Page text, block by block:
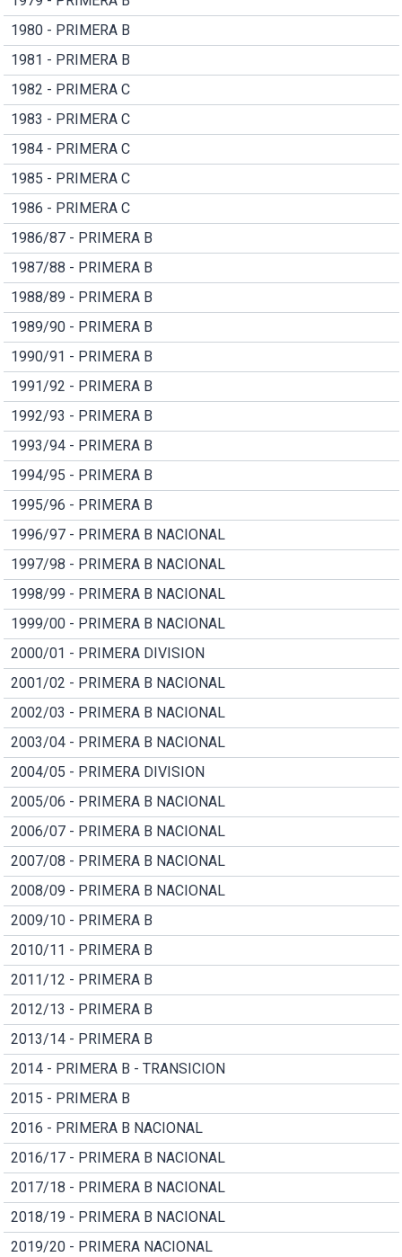
1980 - PRIMERA B
1981 - PRIMERA B
1982 - PRIMERA C
1983 - PRIMERA C
1984 - PRIMERA C
1985 - PRIMERA C
1986 - PRIMERA C
1986/87 - PRIMERA B
1987/88 - PRIMERA B
1988/89 - PRIMERA B
1989/90 - PRIMERA B
1990/91 - PRIMERA B
1991/92 - PRIMERA B
1992/93 - PRIMERA B
1993/94 - PRIMERA B
1994/95 - PRIMERA B
1995/96 - PRIMERA B
1996/97 - PRIMERA B NACIONAL
1997/98 - PRIMERA B NACIONAL
1998/99 - PRIMERA B NACIONAL
1999/00 - PRIMERA B NACIONAL
2000/01 - PRIMERA DIVISION
2001/02 - PRIMERA B NACIONAL
2002/03 - PRIMERA B NACIONAL
2003/04 - PRIMERA B NACIONAL
2004/05 - PRIMERA DIVISION
2005/06 - PRIMERA B NACIONAL
2006/07 - PRIMERA B NACIONAL
2007/08 - PRIMERA B NACIONAL
2008/09 - PRIMERA B NACIONAL
2009/10 - PRIMERA B
2010/11 - PRIMERA B
2011/12 - PRIMERA B
2012/13 - PRIMERA B
2013/14 - PRIMERA B
2014 - PRIMERA B - TRANSICION
2015 - PRIMERA B
2016 - PRIMERA B NACIONAL
2016/17 - PRIMERA B NACIONAL
2017/18 - PRIMERA B NACIONAL
2018/19 - PRIMERA B NACIONAL
2019/20 - PRIMERA NACIONAL